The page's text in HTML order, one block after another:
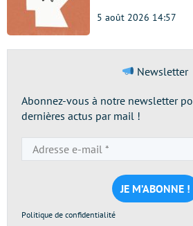
5 août 2026 14:57
Newsletter
Abonnez-vous à notre newsletter
dernières actus par mail !
e-
mail
*
Politique de confidentialité